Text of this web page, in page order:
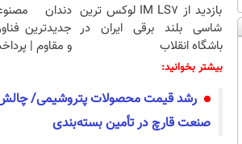
بازدید از IM LS7 لوکس ترین
شاسی بلند برقی ایران در
باشگاه انقلاب
دندان
جدیدترین
و مقاوم |
بیشتر بخوانید:
رشد قیمت محصولات پتروشیمی/
صنعت قارچ در تأمین بسته‌بندی